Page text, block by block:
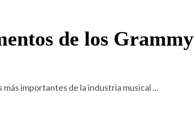
de los Grammy
más importantes de la industria musical